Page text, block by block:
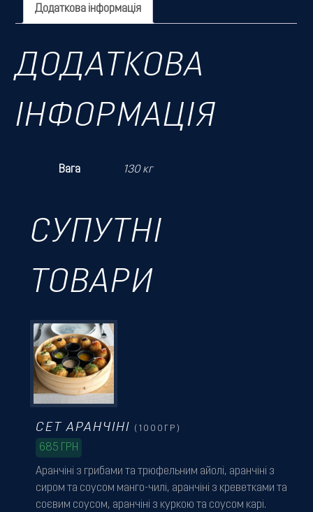
Додаткова інформація
ДОДАТКОВА
ІНФОРМАЦІЯ
Вага 130 кг
СУПУТНІ
ТОВАРИ
Аранчіні з грибами та трюфельним айолі, аранчіні з
сиром та соусом манго-чилі, аранчіні з креветками та
соєвим соусом, аранчіні з куркою та соусом карі.
СЕТ АРАНЧІНІ (1000ГР)
685 ГРН